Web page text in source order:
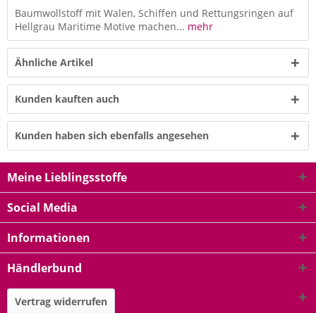
Baumwollstoff mit Walen, Schiffen und Rettungsringen auf
Hellgrau Maritime Motive machen... mehr
Ähnliche Artikel
Kunden kauften auch
Kunden haben sich ebenfalls angesehen
Meine Lieblingsstoffe
Social Media
Informationen
Händlerbund
Vertrag widerrufen